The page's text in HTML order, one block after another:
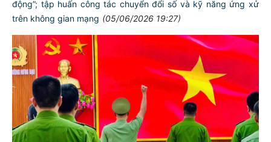
CBCS Phòng An ninh Nội địa CATP Hải Phòng tích cực chung
tay vì một Hải Phòng xanh - sạch - đẹp (06/06/2026 15:11)
Công an các đơn vị, địa phương hưởng ứng phong trào thi
đua “Toàn dân chung tay bảo vệ môi trường, vì một Việt Nam
xanh - sạch - đẹp” (06/06/2026 09:00)